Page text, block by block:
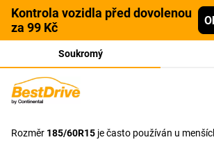
Kontrola vozidla před dovolenou
za 99 Kč
Soukromý
Rozměr 185/60R15 je často používán u